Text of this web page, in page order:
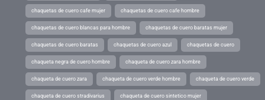
chaquetas de cuero cafe mujer chaquetas de cuero cafe hombre
chaquetas de cuero blancas para hombre chaquetas de cuero baratas mujer
chaquetas de cuero baratas chaquetas de cuero azul chaquetas de cuero
chaqueta negra de cuero hombre chaqueta de cuero zara hombre
chaqueta de cuero zara chaqueta de cuero verde hombre chaqueta de cuero verde
chaqueta de cuero stradivarius chaqueta de cuero sintetico mujer